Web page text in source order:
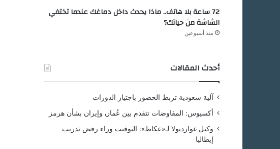
72 ساعة بلا هاتف.. ماذا يحدث داخل دماغك عندما تختفي
الشاشة من حياتك؟
منذ أسبوعين
أحدث المقالات
آلية سعودية تربط الحضور باجتياز الدورات
أكسيوس: المفاوضات تتقدم بين عُمان وإيران بشأن هرمز
وكيل غوارديولا لـ«عكاظ»: التوقيت وراء رفض تدريب
إيطاليا